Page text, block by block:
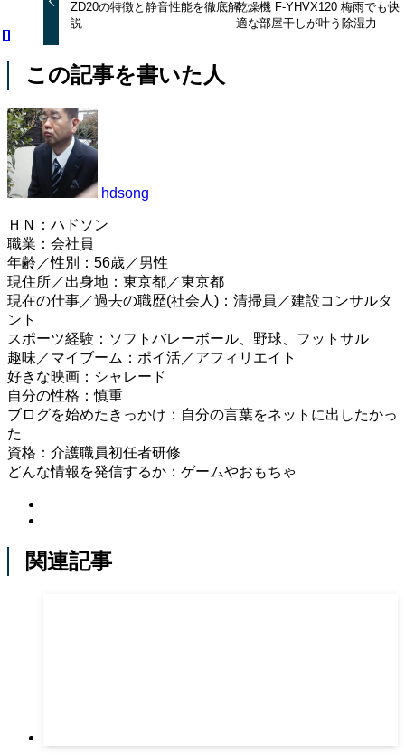
ZD20の特徴と静音性能を徹底解
説
乾燥機 F-YHVX120 梅雨でも快
適な部屋干しが叶う除湿力
この記事を書いた人
hdsong
ＨＮ：ハドソン
職業：会社員
年齢／性別：56歳／男性
現住所／出身地：東京都／東京都
現在の仕事／過去の職歴(社会人)：清掃員／建設コンサルタ
ント
スポーツ経験：ソフトバレーボール、野球、フットサル
趣味／マイブーム：ポイ活／アフィリエイト
好きな映画：シャレード
自分の性格：慎重
ブログを始めたきっかけ：自分の言葉をネットに出したかっ
た
資格：介護職員初任者研修
どんな情報を発信するか：ゲームやおもちゃ
関連記事